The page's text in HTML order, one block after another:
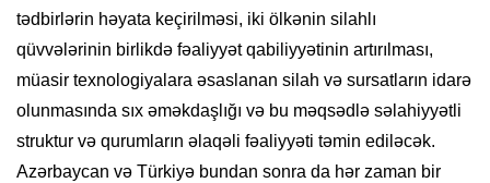
tədbirlərin həyata keçirilməsi, iki ölkənin silahlı
qüvvələrinin birlikdə fəaliyyət qabiliyyətinin artırılması,
müasir texnologiyalara əsaslanan silah və sursatların idarə
olunmasında sıx əməkdaşlığı və bu məqsədlə səlahiyyətli
struktur və qurumların əlaqəli fəaliyyəti təmin ediləcək.
Azərbaycan və Türkiyə bundan sonra da hər zaman bir